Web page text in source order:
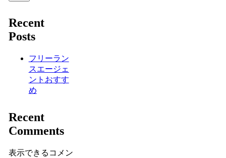
Recent
Posts
フリーラン
スエージェ
ントおすす
め
Recent
Comments
表示できるコメン